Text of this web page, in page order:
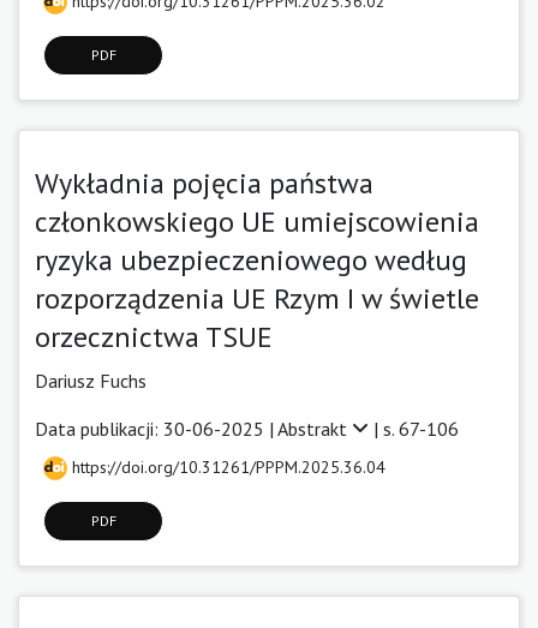
PDF
Wykładnia pojęcia państwa
członkowskiego UE umiejscowienia
ryzyka ubezpieczeniowego według
rozporządzenia UE Rzym I w świetle
orzecznictwa TSUE
Dariusz Fuchs
Data publikacji: 30-06-2025 | Abstrakt | s. 67-106
https://doi.org/10.31261/PPPM.2025.36.04
PDF